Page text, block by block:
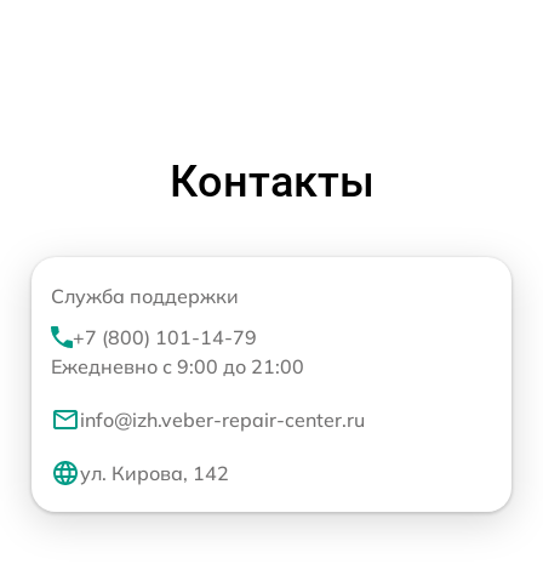
Контакты
Служба поддержки
+7 (800) 101-14-79
Ежедневно с 9:00 до 21:00
info@izh.veber-repair-center.ru
ул. Кирова, 142